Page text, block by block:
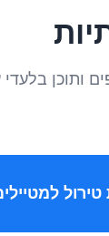
ותוכן בלעדי